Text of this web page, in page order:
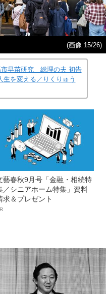
(画像 15/26)
市早苗研究 総理の夫 初告
生を変える／りくりゅう
藝春秋9月号「金融・相続特
／シニアホーム特集」資料
求＆プレゼント